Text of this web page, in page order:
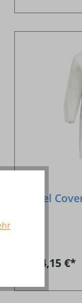
Kittel
4,15 €*